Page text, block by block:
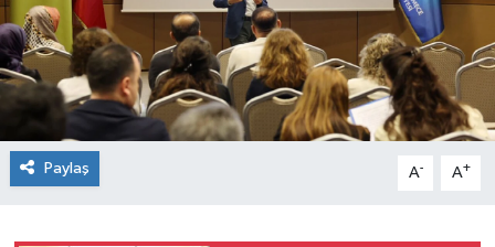
Paylaş A- A+